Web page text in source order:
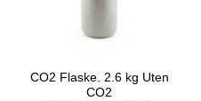
CO2 Flaske. 2.6 kg Uten
CO2